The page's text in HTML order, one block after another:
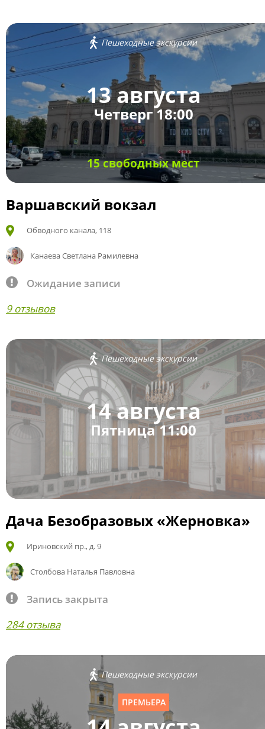
Пешеходные экскурсии
13 августа
Четверг 18:00
15 свободных мест
Варшавский вокзал
Обводного канала, 118
Канаева Светлана Рамилевна
Ожидание записи
9 отзывов
Пешеходные экскурсии
14 августа
Пятница 11:00
Дача Безобразовых «Жерновка»
Ириновский пр., д. 9
Столбова Наталья Павловна
Запись закрыта
284 отзыва
Пешеходные экскурсии
ПРЕМЬЕРА